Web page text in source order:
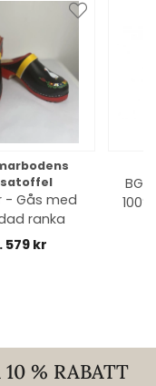
- Gås med
ranka
579 kr
% RABATT